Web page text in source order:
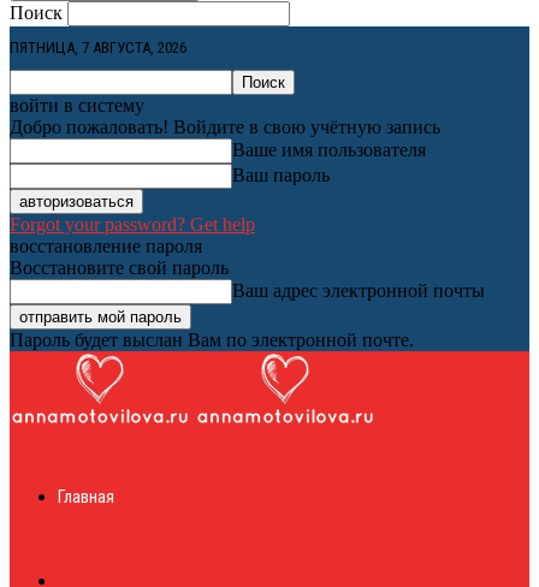
Поиск
ПЯТНИЦА, 7 АВГУСТА, 2026
войти в систему
Добро пожаловать! Войдите в свою учётную запись
Ваше имя пользователя
Ваш пароль
Forgot your password? Get help
восстановление пароля
Восстановите свой пароль
Ваш адрес электронной почты
Пароль будет выслан Вам по электронной почте.
журналГлавная